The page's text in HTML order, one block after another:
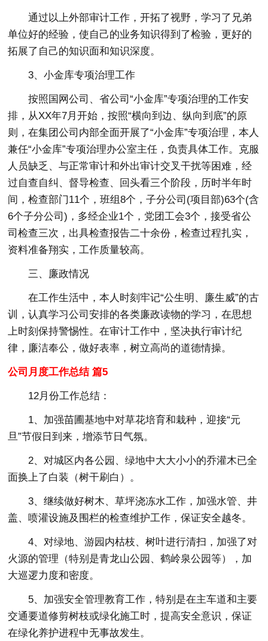
通过以上外部审计工作，开拓了视野，学习了兄弟
单位好的经验，使自己的业务知识得到了检验，更好的
拓展了自己的知识面和知识深度。
3、小金库专项治理工作
按照国网公司、省公司“小金库”专项治理的工作安
排，从XX年7月开始，按照“横向到边、纵向到底”的原
则，在集团公司内部全面开展了“小金库”专项治理，本人
兼任“小金库”专项治理办公室主任，负责具体工作。克服
人员缺乏、与正常审计和外出审计交叉干扰等困难，经
过自查自纠、督导检查、回头看三个阶段，历时半年时
间，检查部门11个，班组8个，子分公司(项目部)63个(含
6个子分公司)，多经企业1个，党团工会3个，接受省公
司检查三次，出具检查报告二十余份，检查过程扎实，
资料准备翔实，工作质量较高。
三、廉政情况
在工作生活中，本人时刻牢记“公生明、廉生威”的古
训，认真学习公司安排的各类廉政读物的学习，在思想
上时刻保持警惕性。在审计工作中，坚决执行审计纪
律，廉洁奉公，做好表率，树立高尚的道德情操。
公司月度工作总结 篇5
12月份工作总结：
1、加强苗圃基地中对草花培育和栽种，迎接“元
旦”节假日到来，增添节日气氛。
2、对城区内各公园、绿地中大大小小的乔灌木已全
面换上了白装（树干刷白）。
3、继续做好树木、草坪浇冻水工作，加强水管、井
盖、喷灌设施及围栏的检查维护工作，保证安全越冬。
4、对绿地、游园内枯枝、树叶进行清扫，加强了对
火源的管理（特别是青龙山公园、鹤岭泉公园等），加
大巡逻力度和密度。
5、加强安全管理教育工作，特别是在主车道和主要
交通要道修剪树枝或绿化施工时，提高安全意识，保证
在绿化养护进程中无事故发生。